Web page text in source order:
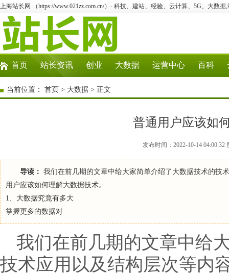
上海站长网 （https://www.021zz.com.cn/）- 科技、建站、经验、云计算、5G、大数据
首页 站长资讯 创业 大数据 运营中心 百科
当前位置： 首页 > 大数据 > 正文
普通用户应该如
发布时间：2022-10-14
导读： 我们在前几期的文章中给大家简单介绍了大数据技术的技
用户应该如何理解大数据技术。
1、大数据究竟有多大
掌握更多的数据对
我们在前几期的文章中给
技术应用以及结构层次等内